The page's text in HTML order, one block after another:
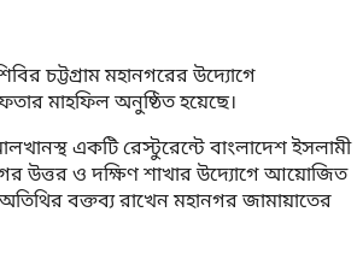
চট্টগ্রাম মহানগরের উদ্যোগে
মাহফিল অনুষ্ঠিত হয়েছে।
একটি রেস্টুরেন্টে বাংলাদেশ ইসলামী
উত্তর ও দক্ষিণ শাখার উদ্যোগে আয়োজিত
বক্তব্য রাখেন মহানগর জামায়াতের